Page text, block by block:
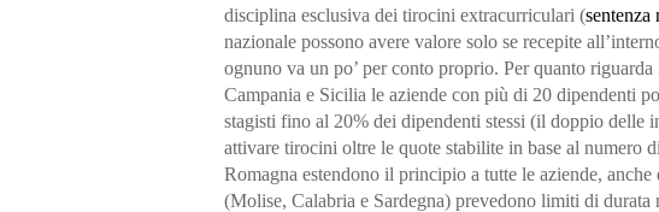
disciplina esclusiva dei tirocini extracurriculari (sentenza
nazionale possono avere valore solo se recepite
ognuno va un po’ per conto proprio. Per quanto
Campania e Sicilia le aziende con più di 20 dipendenti
stagisti fino al 20% dei dipendenti stessi (il doppio delle
attivare tirocini oltre le quote stabilite in base al numero
Romagna estendono il principio a tutte le aziende, anche
(Molise, Calabria e Sardegna) prevedono limiti di durata